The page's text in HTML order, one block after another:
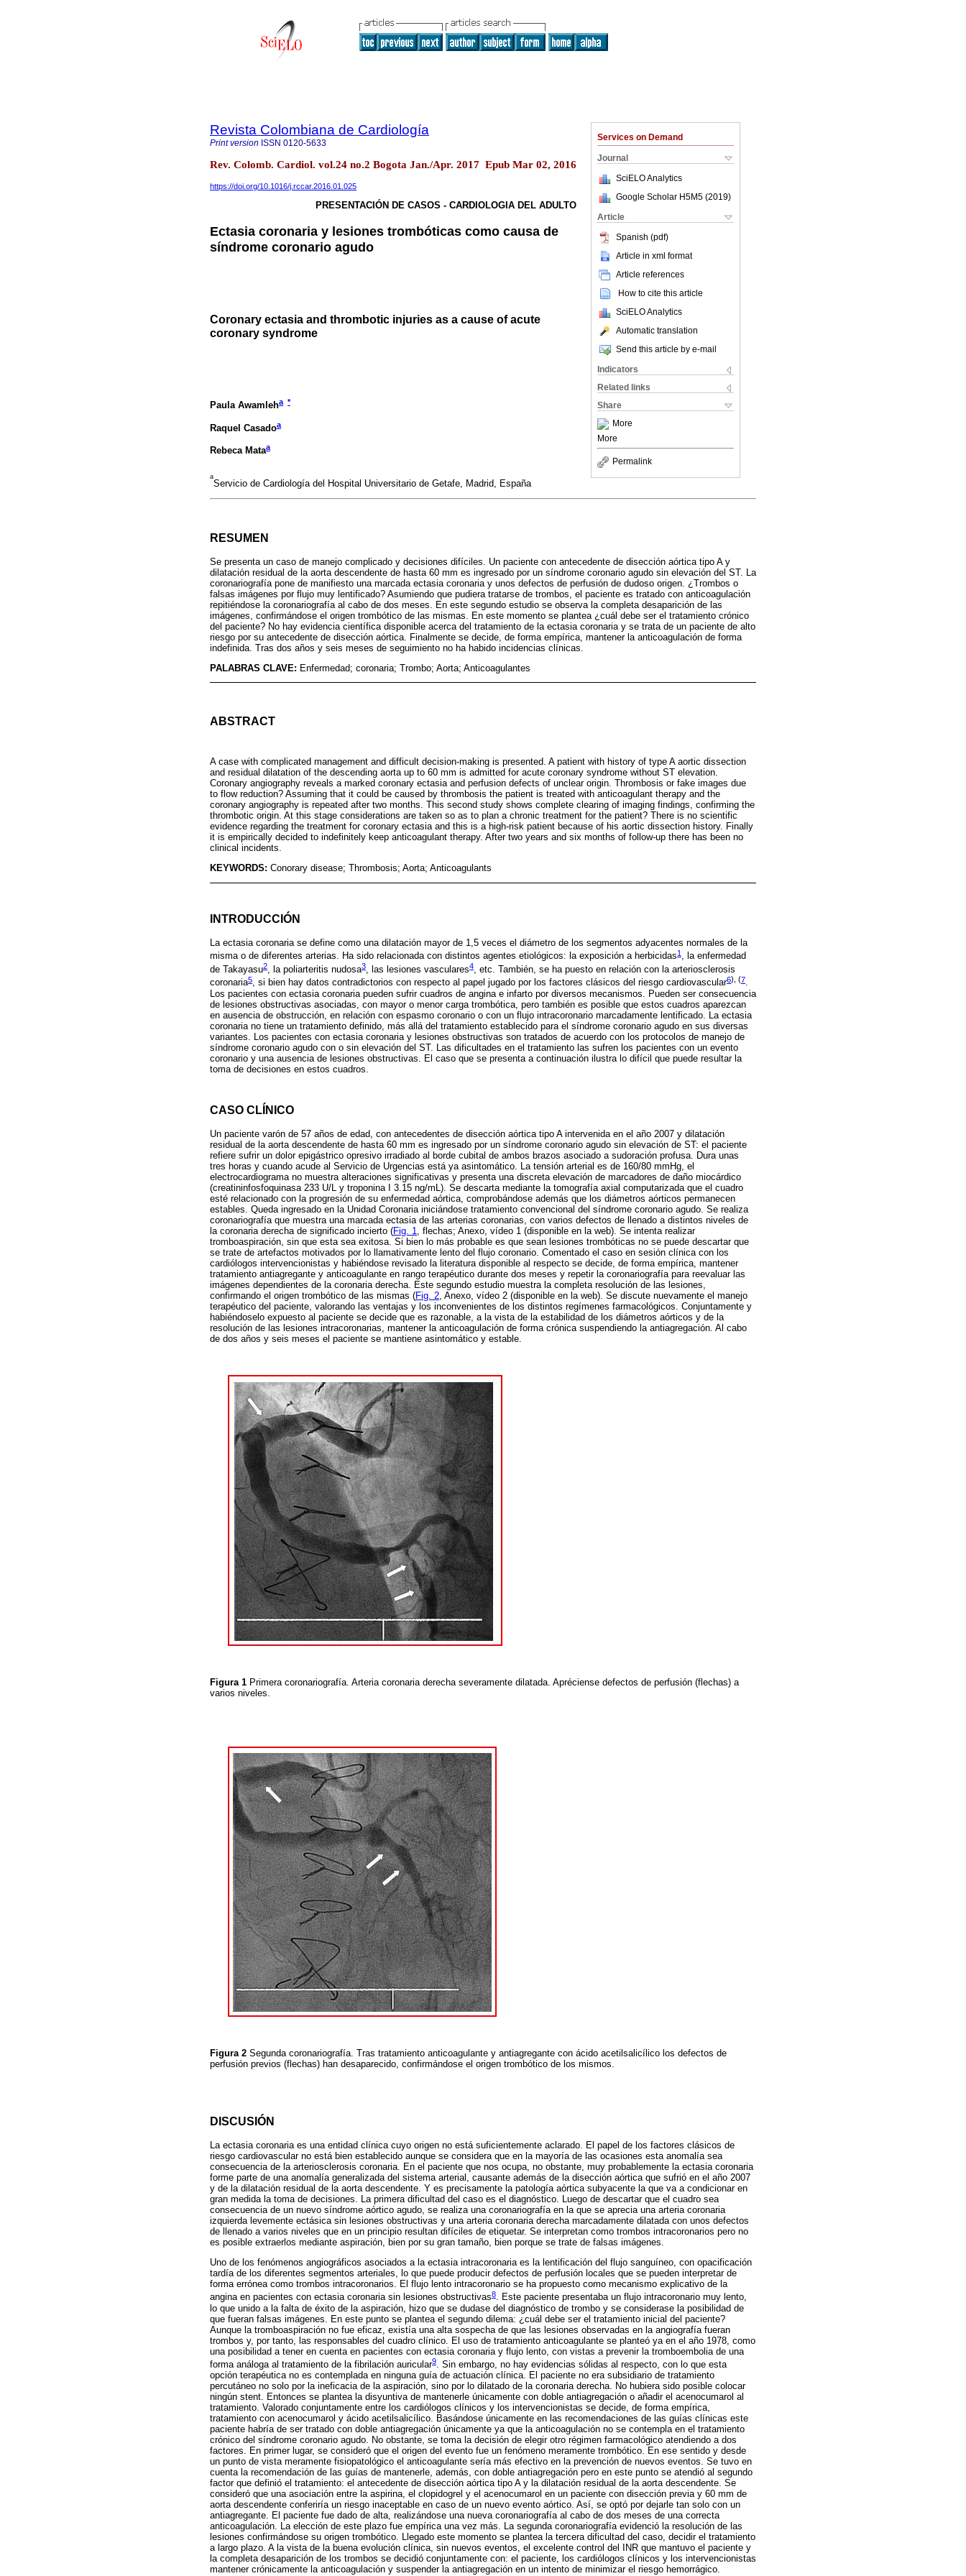
Services on Demand
Journal
SciELO Analytics
Google Scholar H5M5 (2019)
Article
Spanish (pdf)
Article in xml format
Article references
How to cite this article
SciELO Analytics
Automatic translation
Send this article by e-mail
Indicators
Related links
Share
More
More
Permalink
Revista Colombiana de Cardiología
Print version ISSN 0120-5633
Rev. Colomb. Cardiol. vol.24 no.2 Bogota Jan./Apr. 2017 Epub Mar 02, 2016
https://doi.org/10.1016/j.rccar.2016.01.025
PRESENTACIÓN DE CASOS - CARDIOLOGIA DEL ADULTO
Ectasia coronaria y lesiones trombóticas como causa de
síndrome coronario agudo
Coronary ectasia and thrombotic injuries as a cause of acute
coronary syndrome
Paula Awamleha *
Raquel Casadoa
Rebeca Mataa
a
Servicio de Cardiología del Hospital Universitario de Getafe, Madrid, España
RESUMEN
Se presenta un caso de manejo complicado y decisiones difíciles. Un paciente con antecedente de disección aórtica tipo A y
dilatación residual de la aorta descendente de hasta 60 mm es ingresado por un síndrome coronario agudo sin elevación del ST. La
coronariografía pone de manifiesto una marcada ectasia coronaria y unos defectos de perfusión de dudoso origen. ¿Trombos o
falsas imágenes por flujo muy lentificado? Asumiendo que pudiera tratarse de trombos, el paciente es tratado con anticoagulación
repitiéndose la coronariografía al cabo de dos meses. En este segundo estudio se observa la completa desaparición de las
imágenes, confirmándose el origen trombótico de las mismas. En este momento se plantea ¿cuál debe ser el tratamiento crónico
del paciente? No hay evidencia científica disponible acerca del tratamiento de la ectasia coronaria y se trata de un paciente de alto
riesgo por su antecedente de disección aórtica. Finalmente se decide, de forma empírica, mantener la anticoagulación de forma
indefinida. Tras dos años y seis meses de seguimiento no ha habido incidencias clínicas.
PALABRAS CLAVE: Enfermedad; coronaria; Trombo; Aorta; Anticoagulantes
ABSTRACT
A case with complicated management and difficult decision-making is presented. A patient with history of type A aortic dissection
and residual dilatation of the descending aorta up to 60 mm is admitted for acute coronary syndrome without ST elevation.
Coronary angiography reveals a marked coronary ectasia and perfusion defects of unclear origin. Thrombosis or fake images due
to flow reduction? Assuming that it could be caused by thrombosis the patient is treated with anticoagulant therapy and the
coronary angiography is repeated after two months. This second study shows complete clearing of imaging findings, confirming the
thrombotic origin. At this stage considerations are taken so as to plan a chronic treatment for the patient? There is no scientific
evidence regarding the treatment for coronary ectasia and this is a high-risk patient because of his aortic dissection history. Finally
it is empirically decided to indefinitely keep anticoagulant therapy. After two years and six months of follow-up there has been no
clinical incidents.
KEYWORDS: Conorary disease; Thrombosis; Aorta; Anticoagulants
INTRODUCCIÓN
La ectasia coronaria se define como una dilatación mayor de 1,5 veces el diámetro de los segmentos adyacentes normales de la
misma o de diferentes arterias. Ha sido relacionada con distintos agentes etiológicos: la exposición a herbicidas1 , la enfermedad
de Takayasu2, la poliarteritis nudosa3, las lesiones vasculares4, etc. También, se ha puesto en relación con la arteriosclerosis
coronaria5, si bien hay datos contradictorios con respecto al papel jugado por los factores clásicos del riesgo cardiovascular6), (7.
Los pacientes con ectasia coronaria pueden sufrir cuadros de angina e infarto por diversos mecanismos. Pueden ser consecuencia
de lesiones obstructivas asociadas, con mayor o menor carga trombótica, pero también es posible que estos cuadros aparezcan
en ausencia de obstrucción, en relación con espasmo coronario o con un flujo intracoronario marcadamente lentificado. La ectasia
coronaria no tiene un tratamiento definido, más allá del tratamiento establecido para el síndrome coronario agudo en sus diversas
variantes. Los pacientes con ectasia coronaria y lesiones obstructivas son tratados de acuerdo con los protocolos de manejo de
síndrome coronario agudo con o sin elevación del ST. Las dificultades en el tratamiento las sufren los pacientes con un evento
coronario y una ausencia de lesiones obstructivas. El caso que se presenta a continuación ilustra lo difícil que puede resultar la
toma de decisiones en estos cuadros.
CASO CLÍNICO
Un paciente varón de 57 años de edad, con antecedentes de disección aórtica tipo A intervenida en el año 2007 y dilatación
residual de la aorta descendente de hasta 60 mm es ingresado por un síndrome coronario agudo sin elevación de ST: el paciente
refiere sufrir un dolor epigástrico opresivo irradiado al borde cubital de ambos brazos asociado a sudoración profusa. Dura unas
tres horas y cuando acude al Servicio de Urgencias está ya asintomático. La tensión arterial es de 160/80 mmHg, el
electrocardiograma no muestra alteraciones significativas y presenta una discreta elevación de marcadores de daño miocárdico
(creatininfosfoquinasa 233 U/L y troponina I 3.15 ng/mL). Se descarta mediante la tomografía axial computarizada que el cuadro
esté relacionado con la progresión de su enfermedad aórtica, comprobándose además que los diámetros aórticos permanecen
estables. Queda ingresado en la Unidad Coronaria iniciándose tratamiento convencional del síndrome coronario agudo. Se realiza
coronariografía que muestra una marcada ectasia de las arterias coronarias, con varios defectos de llenado a distintos niveles de
la coronaria derecha de significado incierto (Fig. 1
, flechas; Anexo, vídeo 1 (disponible en la web). Se intenta realizar
tromboaspiración, sin que esta sea exitosa. Si bien lo más probable es que sean lesiones trombóticas no se puede descartar que
se trate de artefactos motivados por lo llamativamente lento del flujo coronario. Comentado el caso en sesión clínica con los
cardiólogos intervencionistas y habiéndose revisado la literatura disponible al respecto se decide, de forma empírica, mantener
tratamiento antiagregante y anticoagulante en rango terapéutico durante dos meses y repetir la coronariografía para reevaluar las
imágenes dependientes de la coronaria derecha. Este segundo estudio muestra la completa resolución de las lesiones,
confirmando el origen trombótico de las mismas (Fig. 2 , Anexo, vídeo 2 (disponible en la web). Se discute nuevamente el manejo
terapéutico del paciente, valorando las ventajas y los inconvenientes de los distintos regímenes farmacológicos. Conjuntamente y
habiéndoselo expuesto al paciente se decide que es razonable, a la vista de la estabilidad de los diámetros aórticos y de la
resolución de las lesiones intracoronarias, mantener la anticoagulación de forma crónica suspendiendo la antiagregación. Al cabo
de dos años y seis meses el paciente se mantiene asintomático y estable.
Figura 1 Primera coronariografía. Arteria coronaria derecha severamente dilatada. Apréciense defectos de perfusión (flechas) a
varios niveles.
Figura 2 Segunda coronariografía. Tras tratamiento anticoagulante y antiagregante con ácido acetilsalicílico los defectos de
perfusión previos (flechas) han desaparecido, confirmándose el origen trombótico de los mismos.
DISCUSIÓN
La ectasia coronaria es una entidad clínica cuyo origen no está suficientemente aclarado. El papel de los factores clásicos de
riesgo cardiovascular no está bien establecido aunque se considera que en la mayoría de las ocasiones esta anomalía sea
consecuencia de la arteriosclerosis coronaria. En el paciente que nos ocupa, no obstante, muy probablemente la ectasia coronaria
forme parte de una anomalía generalizada del sistema arterial, causante además de la disección aórtica que sufrió en el año 2007
y de la dilatación residual de la aorta descendente. Y es precisamente la patología aórtica subyacente la que va a condicionar en
gran medida la toma de decisiones. La primera dificultad del caso es el diagnóstico. Luego de descartar que el cuadro sea
consecuencia de un nuevo síndrome aórtico agudo, se realiza una coronariografía en la que se aprecia una arteria coronaria
izquierda levemente ectásica sin lesiones obstructivas y una arteria coronaria derecha marcadamente dilatada con unos defectos
de llenado a varios niveles que en un principio resultan difíciles de etiquetar. Se interpretan como trombos intracoronarios pero no
es posible extraerlos mediante aspiración, bien por su gran tamaño, bien porque se trate de falsas imágenes.
Uno de los fenómenos angiográficos asociados a la ectasia intracoronaria es la lentificación del flujo sanguíneo, con opacificación
tardía de los diferentes segmentos arteriales, lo que puede producir defectos de perfusión locales que se pueden interpretar de
forma errónea como trombos intracoronarios. El flujo lento intracoronario se ha propuesto como mecanismo explicativo de la
angina en pacientes con ectasia coronaria sin lesiones obstructivas8. Este paciente presentaba un flujo intracoronario muy lento,
lo que unido a la falta de éxito de la aspiración, hizo que se dudase del diagnóstico de trombo y se considerase la posibilidad de
que fueran falsas imágenes. En este punto se plantea el segundo dilema: ¿cuál debe ser el tratamiento inicial del paciente?
Aunque la tromboaspiración no fue eficaz, existía una alta sospecha de que las lesiones observadas en la angiografía fueran
trombos y, por tanto, las responsables del cuadro clínico. El uso de tratamiento anticoagulante se planteó ya en el año 1978, como
una posibilidad a tener en cuenta en pacientes con ectasia coronaria y flujo lento, con vistas a prevenir la tromboembolia de una
forma análoga al tratamiento de la fibrilación auricular9. Sin embargo, no hay evidencias sólidas al respecto, con lo que esta
opción terapéutica no es contemplada en ninguna guía de actuación clínica. El paciente no era subsidiario de tratamiento
percutáneo no solo por la ineficacia de la aspiración, sino por lo dilatado de la coronaria derecha. No hubiera sido posible colocar
ningún stent. Entonces se plantea la disyuntiva de mantenerle únicamente con doble antiagregación o añadir el acenocumarol al
tratamiento. Valorado conjuntamente entre los cardiólogos clínicos y los intervencionistas se decide, de forma empírica,
tratamiento con acenocumarol y ácido acetilsalicílico. Basándose únicamente en las recomendaciones de las guías clínicas este
paciente habría de ser tratado con doble antiagregación únicamente ya que la anticoagulación no se contempla en el tratamiento
crónico del síndrome coronario agudo. No obstante, se toma la decisión de elegir otro régimen farmacológico atendiendo a dos
factores. En primer lugar, se consideró que el origen del evento fue un fenómeno meramente trombótico. En ese sentido y desde
un punto de vista meramente fisiopatológico el anticoagulante sería más efectivo en la prevención de nuevos eventos. Se tuvo en
cuenta la recomendación de las guías de mantenerle, además, con doble antiagregación pero en este punto se atendió al segundo
factor que definió el tratamiento: el antecedente de disección aórtica tipo A y la dilatación residual de la aorta descendente. Se
consideró que una asociación entre la aspirina, el clopidogrel y el acenocumarol en un paciente con disección previa y 60 mm de
aorta descendente conferiría un riesgo inaceptable en caso de un nuevo evento aórtico. Así, se optó por dejarle tan solo con un
antiagregante. El paciente fue dado de alta, realizándose una nueva coronariografía al cabo de dos meses de una correcta
anticoagulación. La elección de este plazo fue empírica una vez más. La segunda coronariografía evidenció la resolución de las
lesiones confirmándose su origen trombótico. Llegado este momento se plantea la tercera dificultad del caso, decidir el tratamiento
a largo plazo. A la vista de la buena evolución clínica, sin nuevos eventos, el excelente control del INR que mantuvo el paciente y
la completa desaparición de los trombos se decidió conjuntamente con: el paciente, los cardiólogos clínicos y los intervencionistas
mantener crónicamente la anticoagulación y suspender la antiagregación en un intento de minimizar el riesgo hemorrágico.